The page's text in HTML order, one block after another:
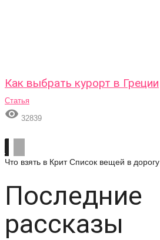
Как выбрать курорт в Греции
Статья
 32839
Что взять в Крит Список вещей в дорогу
Последние
рассказы